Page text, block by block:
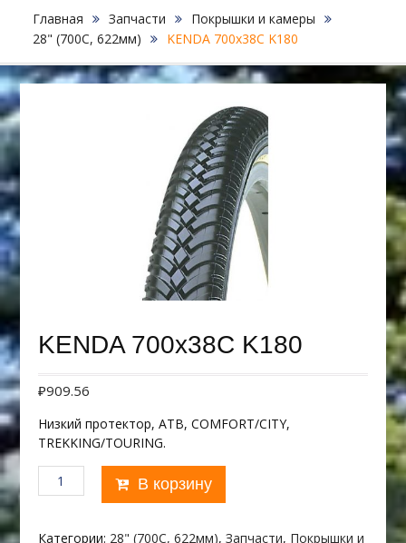
Главная Запчасти
Покрышки и камеры
28" (700C, 622мм)
KENDA 700х38С K180
KENDA 700х38С K180
₽909.56
Низкий протектор, ATB, COMFORT/CITY,
TREKKING/TOURING.
Количество
товара
700х38С
В корзину
Категории: 28" (700C, 622мм), Запчасти, Покрышки и